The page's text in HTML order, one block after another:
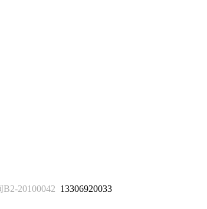
20100042 13306920033